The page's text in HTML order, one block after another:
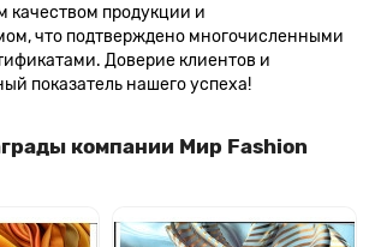
качеством продукции и
что подтверждено многочисленными
Доверие клиентов и
показатель нашего успеха!
компании Мир Fashion